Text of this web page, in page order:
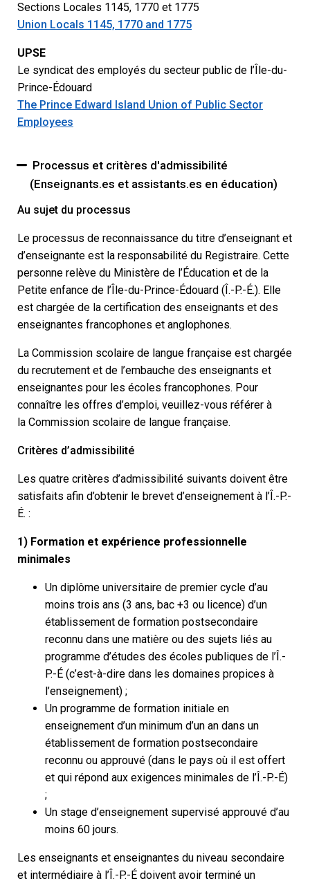
Sections Locales 1145, 1770 et 1775
Union Locals 1145, 1770 and 1775
UPSE
Le syndicat des employés du secteur public de l’Île-du-
Prince-Édouard
The Prince Edward Island Union of Public Sector
Employees
Processus et critères d'admissibilité
(Enseignants.es et assistants.es en éducation)
Au sujet du processus
Le processus de reconnaissance du titre d’enseignant et
d’enseignante est la responsabilité du Registraire. Cette
personne relève du Ministère de l’Éducation et de la
Petite enfance de l’Île-du-Prince-Édouard (Î.-P.-É.). Elle
est chargée de la certification des enseignants et des
enseignantes francophones et anglophones.
La Commission scolaire de langue française est chargée
du recrutement et de l’embauche des enseignants et
enseignantes pour les écoles francophones. Pour
connaître les offres d’emploi, veuillez-vous référer à
la Commission scolaire de langue française.
Critères d’admissibilité
Les quatre critères d’admissibilité suivants doivent être
satisfaits afin d’obtenir le brevet d’enseignement à l’Î.-P.-
É. :
1) Formation et expérience professionnelle
minimales
Un diplôme universitaire de premier cycle d’au
moins trois ans (3 ans, bac +3 ou licence) d’un
établissement de formation postsecondaire
reconnu dans une matière ou des sujets liés au
programme d’études des écoles publiques de l’Î.-
P.-É (c’est-à-dire dans les domaines propices à
l’enseignement) ;
Un programme de formation initiale en
enseignement d’un minimum d’un an dans un
établissement de formation postsecondaire
reconnu ou approuvé (dans le pays où il est offert
et qui répond aux exigences minimales de l’Î.-P.-É)
;
Un stage d’enseignement supervisé approuvé d’au
moins 60 jours.
Les enseignants et enseignantes du niveau secondaire
et intermédiaire à l’Î.-P.-É doivent avoir terminé un